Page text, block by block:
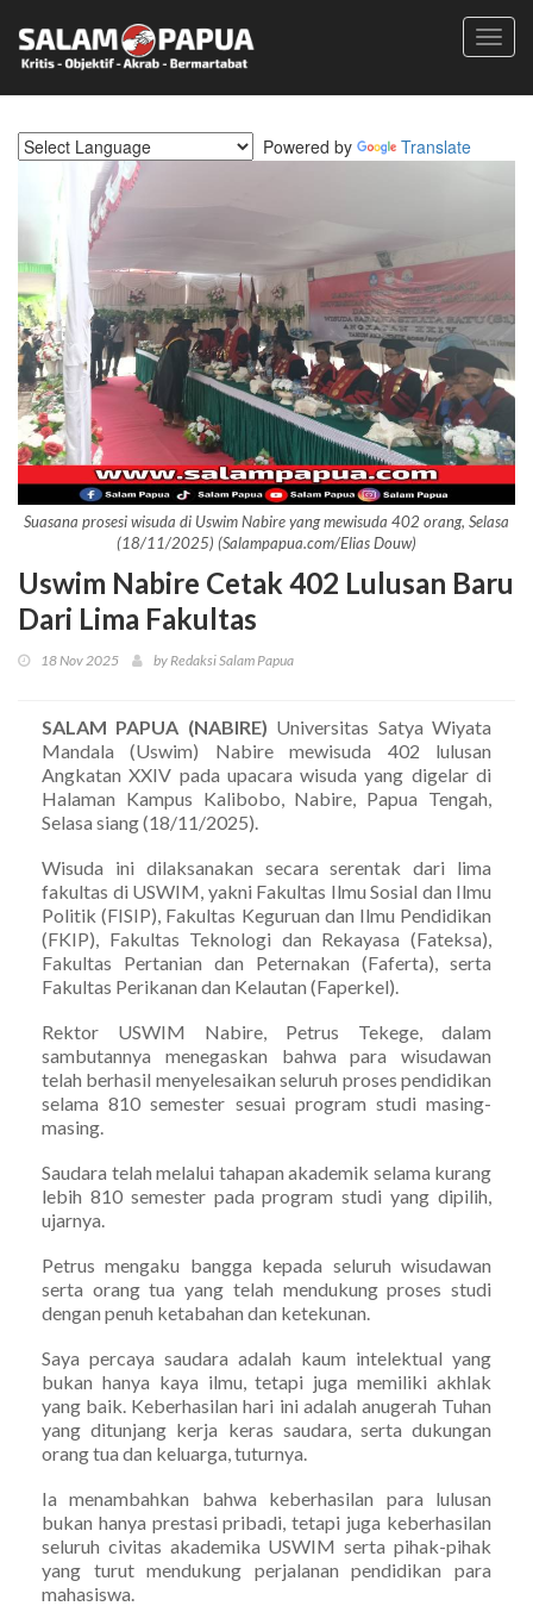
Powered by Translate
Suasana prosesi wisuda di Uswim Nabire yang mewisuda 402 orang, Selasa
(18/11/2025) (Salampapua.com/Elias Douw)
Uswim Nabire Cetak 402 Lulusan Baru
Dari Lima Fakultas
18 Nov 2025 by Redaksi Salam Papua
SALAM PAPUA (NABIRE) Universitas Satya Wiyata
Mandala (Uswim) Nabire mewisuda 402 lulusan
Angkatan XXIV pada upacara wisuda yang digelar di
Halaman Kampus Kalibobo, Nabire, Papua Tengah,
Selasa siang (18/11/2025).
Wisuda ini dilaksanakan secara serentak dari lima
fakultas di USWIM, yakni Fakultas Ilmu Sosial dan Ilmu
Politik (FISIP), Fakultas Keguruan dan Ilmu Pendidikan
(FKIP), Fakultas Teknologi dan Rekayasa (Fateksa),
Fakultas Pertanian dan Peternakan (Faferta), serta
Fakultas Perikanan dan Kelautan (Faperkel).
Rektor USWIM Nabire, Petrus Tekege, dalam
sambutannya menegaskan bahwa para wisudawan
telah berhasil menyelesaikan seluruh proses pendidikan
selama 810 semester sesuai program studi masing-
masing.
Saudara telah melalui tahapan akademik selama kurang
lebih 810 semester pada program studi yang dipilih,
ujarnya.
Petrus mengaku bangga kepada seluruh wisudawan
serta orang tua yang telah mendukung proses studi
dengan penuh ketabahan dan ketekunan.
Saya percaya saudara adalah kaum intelektual yang
bukan hanya kaya ilmu, tetapi juga memiliki akhlak
yang baik. Keberhasilan hari ini adalah anugerah Tuhan
yang ditunjang kerja keras saudara, serta dukungan
orang tua dan keluarga, tuturnya.
Ia menambahkan bahwa keberhasilan para lulusan
bukan hanya prestasi pribadi, tetapi juga keberhasilan
seluruh civitas akademika USWIM serta pihak-pihak
yang turut mendukung perjalanan pendidikan para
mahasiswa.